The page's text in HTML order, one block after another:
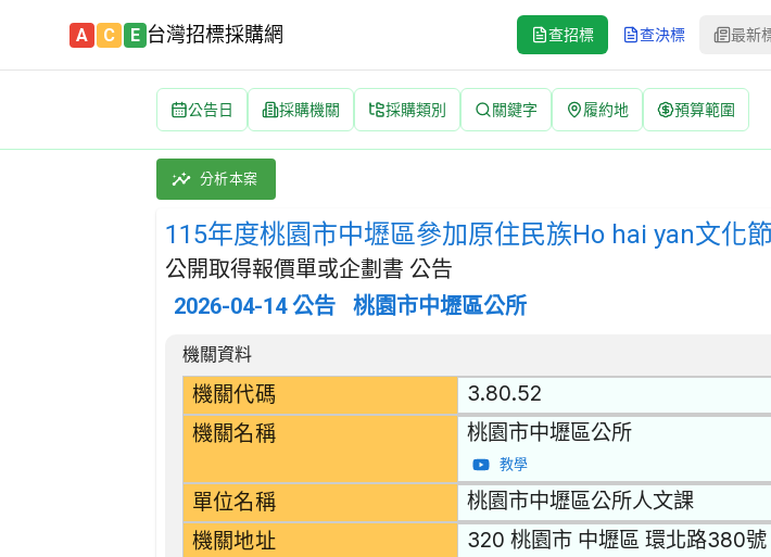
A C E 台灣招標採購網 查招標 查決標 最新
公告日 採購機關 採購類別 關鍵字 履約地 預算範圍
115年度桃園市中壢區參加原住民族Ho hai yan文化節活動服裝採購案 招標公
採購類別：財物類 編織或鉤針織品 | 招標方式：公開取得報價單或企劃書 |
分析本案
115年度桃園市中壢區參加原住民族Ho hai yan文化
公開取得報價單或企劃書 公告
2026-04-14 公告 桃園市中壢區公所
招標公告詳細內容
機關資料
機關代碼 3.80.52
機關名稱 桃園市中壢區公所
教學
單位名稱 桃園市中壢區公所人文課
機關地址 320 桃園市 中壢區 環北路380號